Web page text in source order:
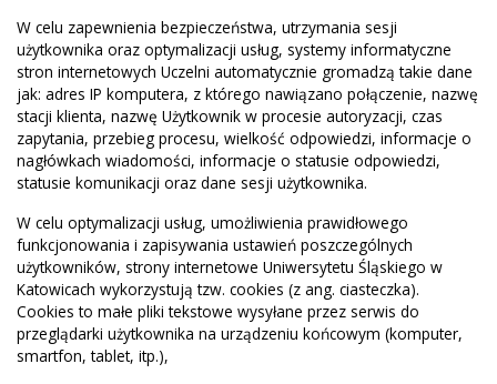
W celu zapewnienia bezpieczeństwa, utrzymania sesji
użytkownika oraz optymalizacji usług, systemy informatyczne
stron internetowych Uczelni automatycznie gromadzą takie dane
jak: adres IP komputera, z którego nawiązano połączenie, nazwę
stacji klienta, nazwę Użytkownik w procesie autoryzacji, czas
zapytania, przebieg procesu, wielkość odpowiedzi, informacje o
nagłówkach wiadomości, informacje o statusie odpowiedzi,
statusie komunikacji oraz dane sesji użytkownika.
W celu optymalizacji usług, umożliwienia prawidłowego
funkcjonowania i zapisywania ustawień poszczególnych
użytkowników, strony internetowe Uniwersytetu Śląskiego w
Katowicach wykorzystują tzw. cookies (z ang. ciasteczka).
Cookies to małe pliki tekstowe wysyłane przez serwis do
przeglądarki użytkownika na urządzeniu końcowym (komputer,
smartfon, tablet, itp.),